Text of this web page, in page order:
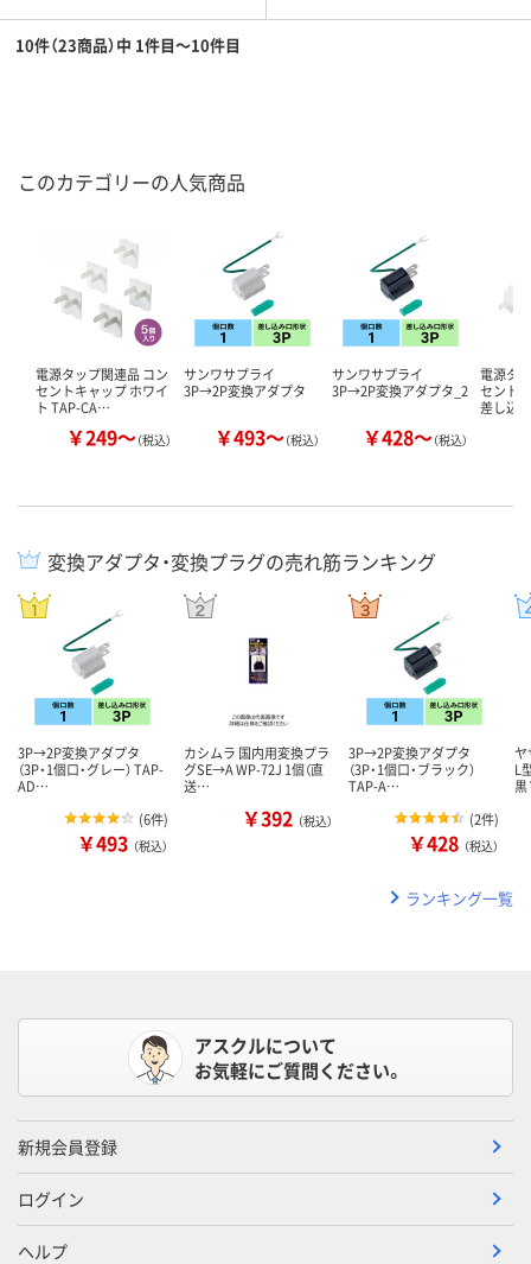
10件（23商品）中 1件目～10件目
このカテゴリーの人気商品
電源タップ関連品 コン
セントキャップ ホワイ
ト TAP-CA…
￥249～（税込）
サンワサプライ
3P→2P変換アダプタ
￥493～（税込）
サンワサプライ
3P→2P変換アダプタ_2
￥428～（税込）
電源タ
セント
差し込
変換アダプタ・変換プラグの売れ筋ランキング
3P→2P変換アダプタ
（3P・1個口・グレー） TAP-
AD…
(6件)
￥493 （税込）
カシムラ 国内用変換プラ
グSE→A WP-72J 1個（直
送…
￥392 （税込）
3P→2P変換アダプタ
（3P・1個口・ブラック）
TAP-A…
(2件)
￥428 （税込）
ヤ
L
ランキング一覧
アスクルについて
お気軽にご質問ください。
新規会員登録
ログイン
ヘルプ